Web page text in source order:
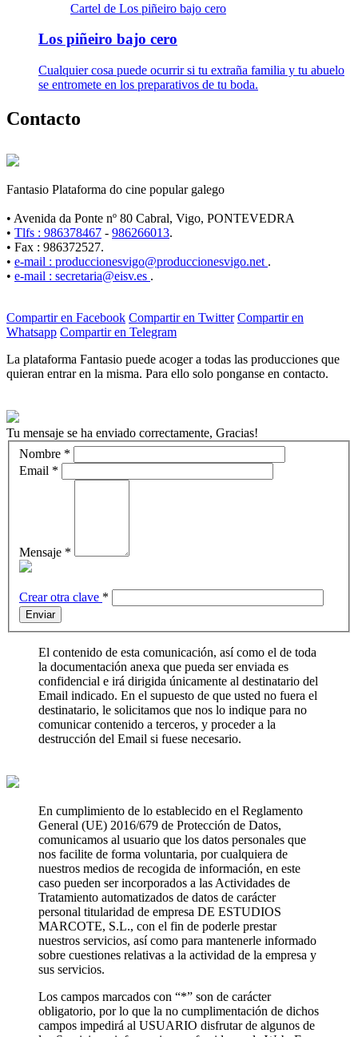
Cartel de Los piñeiro bajo cero
Los piñeiro bajo cero
Cualquier cosa puede ocurrir si tu extraña familia y tu abuelo
se entromete en los preparativos de tu boda.
Contacto
Fantasio Plataforma do cine popular galego
• Avenida da Ponte nº 80 Cabral, Vigo, PONTEVEDRA
• Tlfs : 986378467 - 986266013.
• Fax : 986372527.
• e-mail : produccionesvigo@produccionesvigo.net .
• e-mail : secretaria@eisv.es .
Compartir en Facebook Compartir en Twitter Compartir en
Whatsapp Compartir en Telegram
La plataforma Fantasio puede acoger a todas las producciones que
quieran entrar en la misma. Para ello solo ponganse en contacto.
Tu mensaje se ha enviado correctamente, Gracias!
Nombre *
Email *
Mensaje *
Crear otra clave *
Enviar
El contenido de esta comunicación, así como el de toda
la documentación anexa que pueda ser enviada es
confidencial e irá dirigida únicamente al destinatario del
Email indicado. En el supuesto de que usted no fuera el
destinatario, le solicitamos que nos lo indique para no
comunicar contenido a terceros, y proceder a la
destrucción del Email si fuese necesario.
En cumplimiento de lo establecido en el Reglamento
General (UE) 2016/679 de Protección de Datos,
comunicamos al usuario que los datos personales que
nos facilite de forma voluntaria, por cualquiera de
nuestros medios de recogida de información, en este
caso pueden ser incorporados a las Actividades de
Tratamiento automatizados de datos de carácter
personal titularidad de empresa DE ESTUDIOS
MARCOTE, S.L., con el fin de poderle prestar
nuestros servicios, así como para mantenerle informado
sobre cuestiones relativas a la actividad de la empresa y
sus servicios.
Los campos marcados con “*” son de carácter
obligatorio, por lo que la no cumplimentación de dichos
campos impedirá al USUARIO disfrutar de algunos de